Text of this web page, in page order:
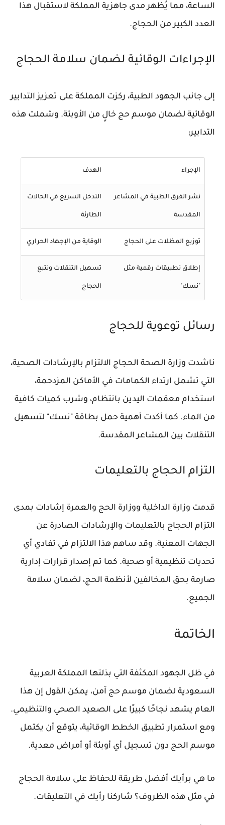
الساعة، مما يُظهر مدى جاهزية المملكة لاستقبال هذا
العدد الكبير من الحجاج.
الإجراءات الوقائية لضمان سلامة الحجاج
إلى جانب الجهود الطبية، ركزت المملكة على تعزيز التدابير
الوقائية لضمان موسم حج خالٍ من الأوبئة. وشملت هذه
التدابير:
الإجراء الهدف
نشر الفرق الطبية في المشاعر
المقدسة
التدخل السريع في الحالات
الطارئة
توزيع المظلات على الحجاج الوقاية من الإجهاد الحراري
إطلاق تطبيقات رقمية مثل
"نسك"
تسهيل التنقلات وتتبع
الحجاج
رسائل توعوية للحجاج
ناشدت وزارة الصحة الحجاج الالتزام بالإرشادات الصحية،
التي تشمل ارتداء الكمامات في الأماكن المزدحمة،
استخدام معقمات اليدين بانتظام، وشرب كميات كافية
من الماء. كما أكدت أهمية حمل بطاقة "نسك" لتسهيل
التنقلات بين المشاعر المقدسة.
التزام الحجاج بالتعليمات
قدمت وزارة الداخلية ووزارة الحج والعمرة إشادات بمدى
التزام الحجاج بالتعليمات والإرشادات الصادرة عن
الجهات المعنية. وقد ساهم هذا الالتزام في تفادي أي
تحديات تنظيمية أو صحية. كما تم إصدار قرارات إدارية
صارمة بحق المخالفين لأنظمة الحج، لضمان سلامة
الجميع.
الخاتمة
في ظل الجهود المكثفة التي بذلتها المملكة العربية
السعودية لضمان موسم حج آمن، يمكن القول إن هذا
العام يشهد نجاحًا كبيرًا على الصعيد الصحي والتنظيمي.
ومع استمرار تطبيق الخطط الوقائية، يتوقع أن يكتمل
موسم الحج دون تسجيل أي أوبئة أو أمراض معدية.
ما هي برأيك أفضل طريقة للحفاظ على سلامة الحجاج
في مثل هذه الظروف؟ شاركنا رأيك في التعليقات.